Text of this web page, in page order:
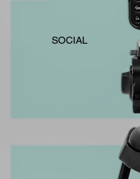
​SOCIAL